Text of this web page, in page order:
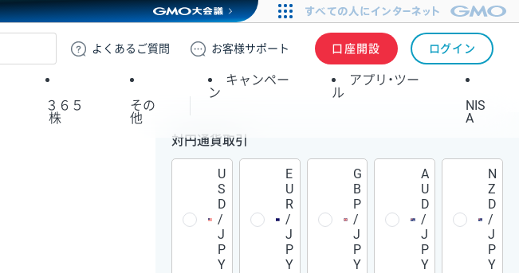
GMOクリック証券
よくある ご質問 お客様サポート 口座開設 ログイン
３６５
株
その
他
キャンペー
ン
アプリ・ツー
ル
NIS
A
対円通貨取引
U
S
D
/
J
P
Y
E
U
R
/
J
P
Y
G
B
P
/
J
P
Y
A
U
D
/
J
P
Y
N
Z
D
/
J
P
Y